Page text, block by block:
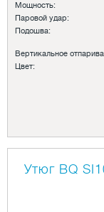
Мощность:
Паровой удар:
Подошва:
Вертикальное
Цвет:
Утюг BQ